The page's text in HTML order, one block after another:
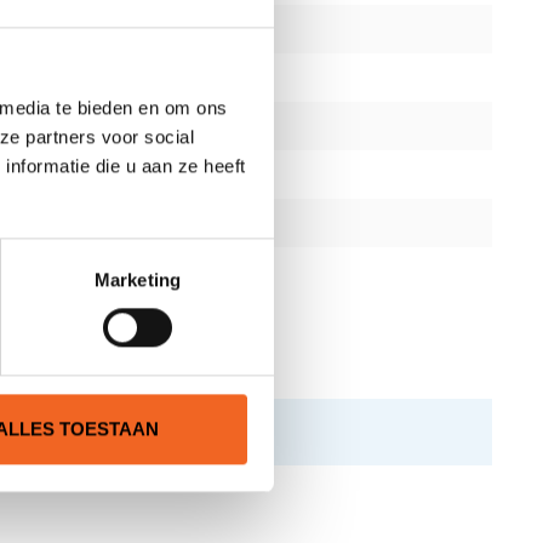
te bieden en om ons
partners voor social
die u aan ze heeft
Marketing
TOESTAAN